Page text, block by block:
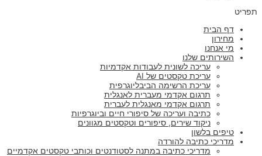
תפריט
דף הבית
מחירון
מי אנחנו
השירותים שלנו
עריכה לשונית לעבודות אקדמיות
עריכת טקסטים של AI
עריכת הרשימה הביבליוגרפית
תרגום אקדמי מעברית לאנגלית
תרגום אקדמי מאנגלית לעברית
כתיבה ועריכה של סיפורי חיים וביוגרפיות
ניקוד שירים, סיפורים וטקסטים מגוונים
טיפים בלשון
מדריכי כתיבה להורדה
מדריכי כתיבה במתנה לסטודנטים וכותבי טקסטים אקדמיים